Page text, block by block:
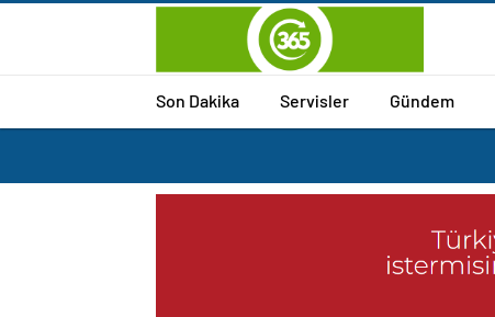
Son Dakika Servisler Gündem